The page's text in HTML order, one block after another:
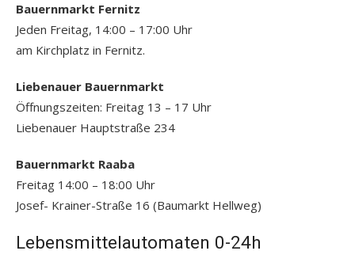
Bauernmarkt Fernitz
Jeden Freitag, 14:00 – 17:00 Uhr
am Kirchplatz in Fernitz.
Liebenauer Bauernmarkt
Öffnungszeiten: Freitag 13 – 17 Uhr
Liebenauer Hauptstraße 234
Bauernmarkt Raaba
Freitag 14:00 – 18:00 Uhr
Josef- Krainer-Straße 16 (Baumarkt Hellweg)
Lebensmittelautomaten 0-24h